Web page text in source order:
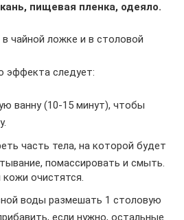
пищевая пленка, одеяло.
чайной ложке и в столовой
эффекта следует:
ванну (10-15 минут), чтобы
часть тела, на которой будет
помассировать и смыть.
очистятся.
воды размешать 1 столовую
если нужно, остальные